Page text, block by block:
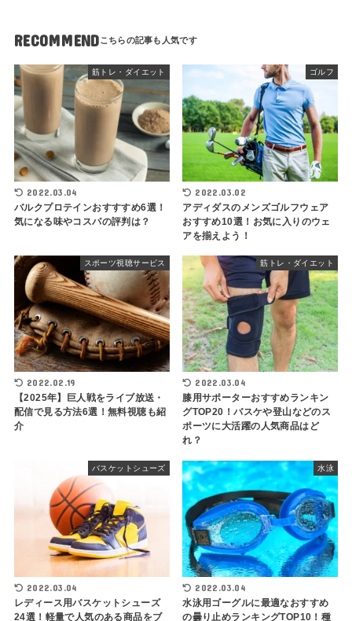
RECOMMEND
筋トレ・ダイエット
2022.03.04
バルクプロテインおすすすめ6選！
気になる味やコスパの評判は？
ゴルフ
2022.03.02
アディダスのメンズゴルフウェア
おすすめ10選！お気に入りのウェ
アを揃えよう！
スポーツ視聴サービス
2022.02.19
【2025年】巨人戦をライブ放送・
配信で見る方法6選！無料視聴も紹
介
筋トレ・ダイエット
2022.03.04
膝用サポーターおすすめランキン
グTOP20！バスケや登山などのス
ポーツに大活躍の人気商品はど
れ？
バスケットシューズ
2022.03.04
レディース用バスケットシューズ
24選！軽量で人気のある商品をブ
水泳
2022.03.04
水泳用ゴーグルに最適なおすすめ
の曇り止めランキングTOP10！種